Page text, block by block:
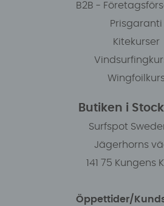
B2B -
Prisgaranti
Kitekurser
Butiken i
Surfspot
Jägerhorns
141 75 Kungens
Öppettider/